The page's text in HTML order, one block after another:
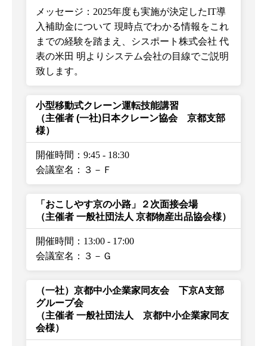
メッセージ：2025年度も実施が決定したIT導
入補助金について 現時点でわかる情報をこれ
までの経験を踏まえ、シスポート株式会社 代
表の米田 明よりシステム会社の目線でご説明
致します。
小型移動式クレーン運転技能講習
（主催者 (一社)日本クレーン協会 京都支部
様）
開催時間：9:45 - 18:30
会議室名：３－Ｆ
「おこしやす京の小路」２次面接会場
（主催者 一般社団法人 京都物産出品協会様）
開催時間：13:00 - 17:00
会議室名：３－Ｇ
（一社）京都中小企業家同友会 下京A支部
グループ会
（主催者 一般社団法人 京都中小企業家同友
会様）